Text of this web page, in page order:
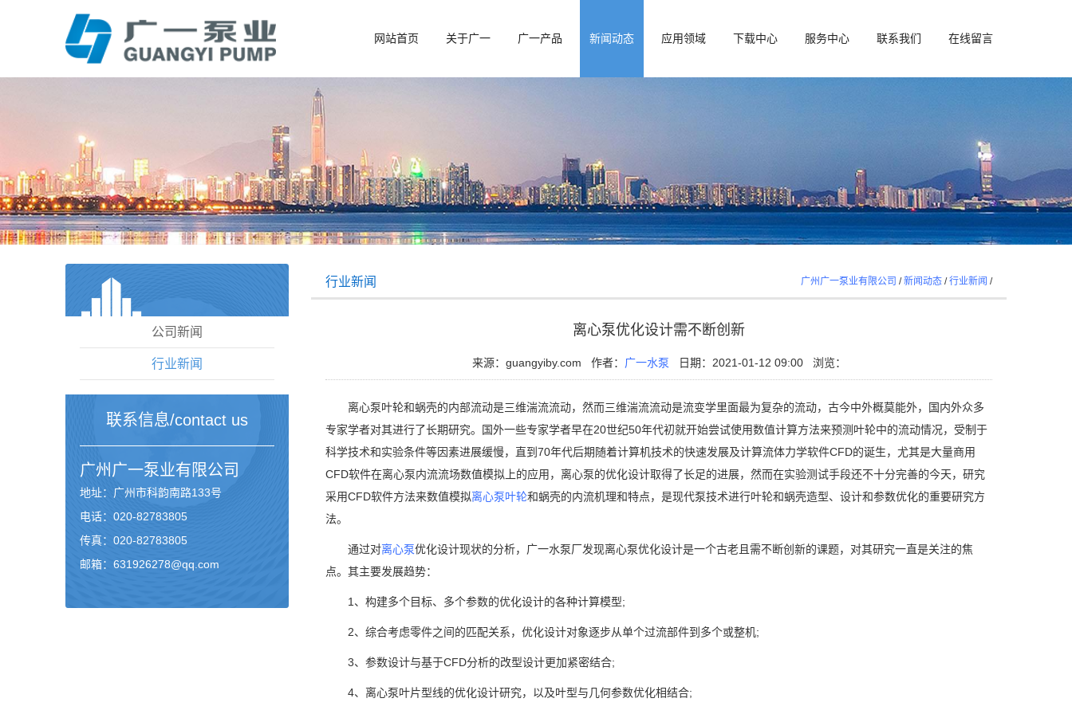
网站首页 关于广一 广一产品 新闻动态 应用领域 下载中心 服务中心 联系我们 在线留言
公司新闻
行业新闻
联系信息/contact us
广州 广一泵业有限公司
地址：广州市科韵南路133号
电话：020-82783805
传真：020-82783805
邮箱：631926278@qq.com
行业新闻 广州广一泵业有限公司 /新闻动态 /行业新闻 /
离心泵优化设计需不断创新
来源：guangyiby.com 作者： 广一水泵 日期：2021-01-12 09:00 浏览：
离心泵叶轮和蜗壳的内部流动是三维湍流流动，然而三维湍流流动是流变学里面最为复杂的流动，古今中外概莫能外，国内外众多
专家学者对其进行了长期研究。国外一些专家学者早在20世纪50年代初就开始尝试使用数值计算方法来预测叶轮中的流动情况，受制于
科学技术和实验条件等因素进展缓慢，直到70年代后期随着计算机技术的快速发展及计算流体力学软件CFD的诞生，尤其是大量商用
CFD软件在离心泵内流流场数值模拟上的应用，离心泵的优化设计取得了长足的进展，然而在实验测试手段还不十分完善的今天，研究
采用CFD软件方法来数值模拟离心泵叶轮和蜗壳的内流机理和特点，是现代泵技术进行叶轮和蜗壳造型、设计和参数优化的重要研究方
法。
通过对离心泵优化设计现状的分析，广一水泵厂发现离心泵优化设计是一个古老且需不断创新的课题，对其研究一直是关注的焦
点。其主要发展趋势：
1、构建多个目标、多个参数的优化设计的各种计算模型;
2、综合考虑零件之间的匹配关系，优化设计对象逐步从单个过流部件到多个或整机;
3、参数设计与基于CFD分析的改型设计更加紧密结合;
4、离心泵叶片型线的优化设计研究，以及叶型与几何参数优化相结合;